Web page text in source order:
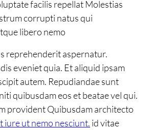
facilis repellat Molestias
corrupti natus qui
libero nemo
reprehenderit aspernatur.
eveniet quia. Et aliquid ipsam
autem. Repudiandae sunt
quibusdam eos et beatae vel qui.
provident Quibusdam architecto
iure ut nemo nesciunt. id vitae